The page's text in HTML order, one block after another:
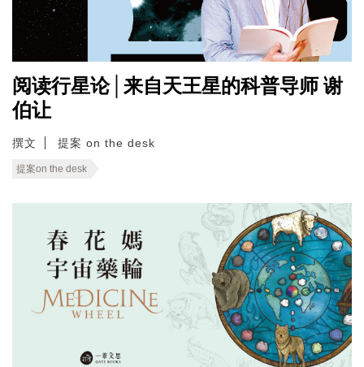
阅读行星论│来自天王星的科普导师 谢
伯让
撰文 提案 on the desk
提案on the desk